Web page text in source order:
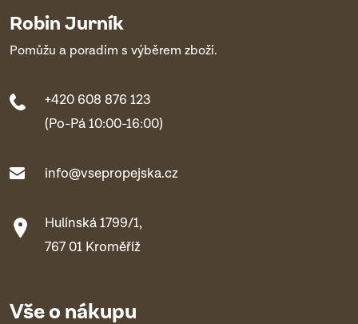
Robin Jurník
Pomůžu a poradím s výběrem zboží.
+420 608 876 123
(Po-Pá 10:00-16:00)
info@vsepropejska.cz
Hulínská 1799/1,
767 01 Kroměříž
Vše o nákupu